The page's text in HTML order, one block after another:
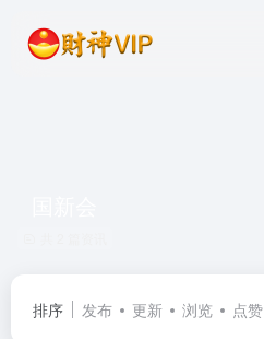
排序 发布 更新 浏览 点赞